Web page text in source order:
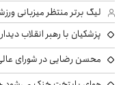
لیگ برتر منتظر میزبانی
پزشکیان با رهبر انقلاب
محسن رضایی در شورای